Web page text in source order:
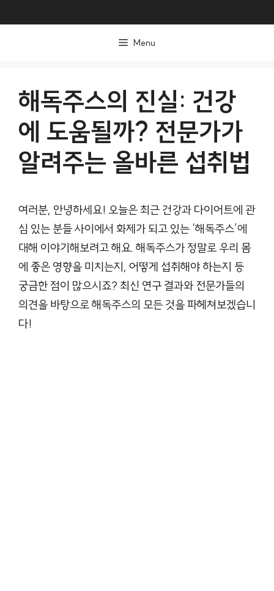
Menu
해독주스의 진실: 건강
에 도움될까? 전문가가
알려주는 올바른 섭취법
여러분, 안녕하세요! 오늘은 최근 건강과 다이어트에 관
심 있는 분들 사이에서 화제가 되고 있는 ‘해독주스’에
대해 이야기해보려고 해요. 해독주스가 정말로 우리 몸
에 좋은 영향을 미치는지, 어떻게 섭취해야 하는지 등
궁금한 점이 많으시죠? 최신 연구 결과와 전문가들의
의견을 바탕으로 해독주스의 모든 것을 파헤쳐보겠습니
다!